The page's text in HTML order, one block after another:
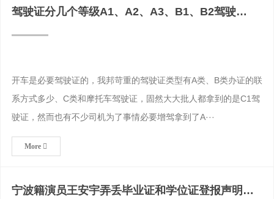
驾驶证分几个等级A1、A2、A3、B1、B2驾驶
证“降级”规
开车是必要驾驶证的，我邦苛重的驾驶证类型有A类、B类办证的联
系方式多少、C类和摩托车驾驶证，固然大大批人都拿到的是C1驾
驶证，然而也有不少司机为了事情必要增驾拿到了A···
More
宁波籍演员王安宇弄丢毕业证和学位证登报声明作